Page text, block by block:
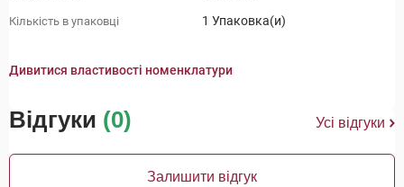
Кількість в упаковці 1 Упаковка(и)
Дивитися властивості номенклатури
Відгуки (0) Усі відгуки
Залишити відгук